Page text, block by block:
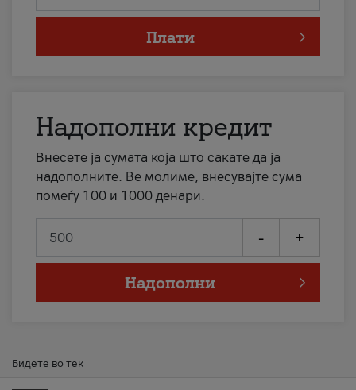
Плати
Надополни кредит
Внесете ја сумата која што сакате да ја
надополните. Ве молиме, внесувајте сума
помеѓу 100 и 1000 денари.
- +
Надополни
Бидете во тек